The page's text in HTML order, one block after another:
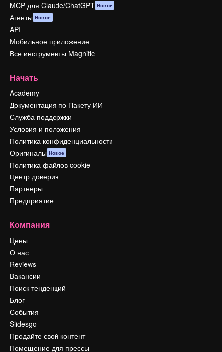
MCP для Claude/ChatGPT Новое
Агенты Новое
API
Мобильное приложение
Все инструменты Magnific
Начать
Academy
Документация по Пакету ИИ
Служба поддержки
Условия и положения
Политика конфиденциальности
Оригиналы Новое
Политика файлов cookie
Центр доверия
Партнеры
Предприятие
Компания
Цены
О нас
Reviews
Вакансии
Поиск тенденций
Блог
События
Slidesgo
Продайте свой контент
Помещение для прессы